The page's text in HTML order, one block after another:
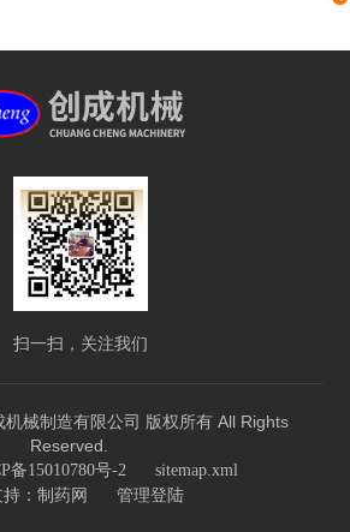
扫一扫，关注我们
械制造有限公司 版权所有 All Rights
Reserved.
备15010780号-2 sitemap.xml
： 制药网 管理登陆